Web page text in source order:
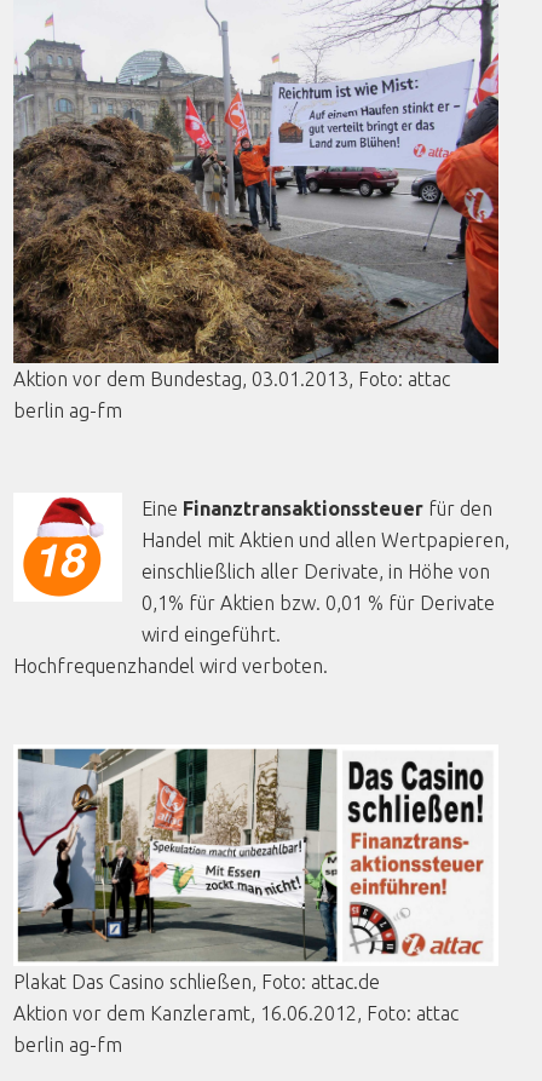
Aktion vor dem Bundestag, 03.01.2013, Foto: attac
berlin ag-fm
Eine Finanztransaktionssteuer für den
Handel mit Aktien und allen Wertpapieren,
einschließlich aller Derivate, in Höhe von
0,1% für Aktien bzw. 0,01 % für Derivate
wird eingeführt.
Hochfrequenzhandel wird verboten.
Plakat Das Casino schließen, Foto: attac.de
Aktion vor dem Kanzleramt, 16.06.2012, Foto: attac
berlin ag-fm